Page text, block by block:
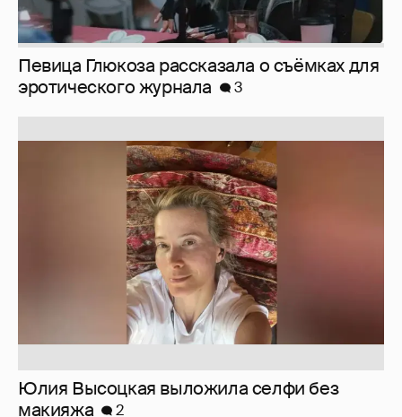
Певица Глюкоза рассказала о съёмках для
эротического журнала
3
Юлия Высоцкая выложила селфи без
макияжа
2